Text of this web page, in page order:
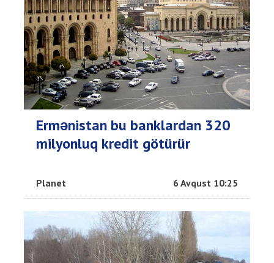
Ermənistan bu banklardan 320
milyonluq kredit götürür
Planet 6 Avqust 10:25